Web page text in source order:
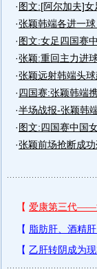
·图文:[阿尔加夫]
·张颖韩端各进一
·图文:女足四国赛
·张颖:重回主力进
·张颖远射韩端头
·四国赛:张颖韩端
·半场战报-张颖韩
·图文:四国赛中国
·张颖前场抢断成